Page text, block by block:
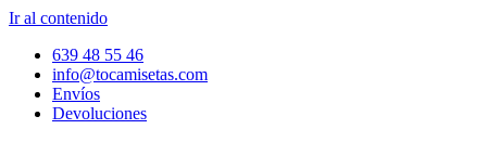
Ir al contenido
639 48 55 46
info@tocamisetas.com
Envíos
Devoluciones